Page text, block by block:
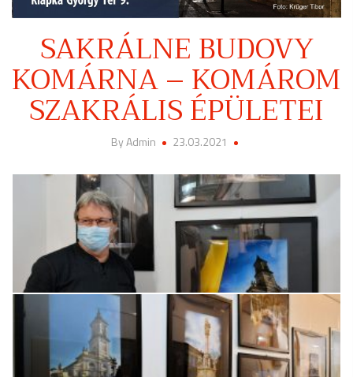
SAKRÁLNE BUDOVY
KOMÁRNA – KOMÁROM
SZAKRÁLIS ÉPÜLETEI
By Admin 23.03.2021